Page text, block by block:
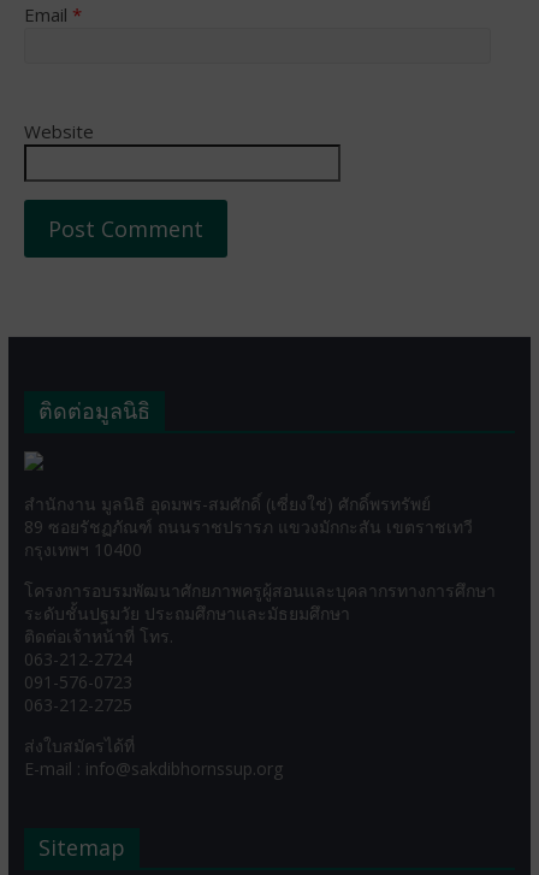
Email *
Website
ติดต่อมูลนิธิ
สำนักงาน มูลนิธิ อุดมพร-สมศักดิ์ (เซี่ยงใช่) ศักดิ์พรทรัพย์
89 ซอยรัชฏภัณฑ์ ถนนราชปรารภ แขวงมักกะสัน เขตราชเทวี
กรุงเทพฯ 10400
โครงการอบรมพัฒนาศักยภาพครูผู้สอนและบุคลากรทางการศึกษา
ระดับชั้นปฐมวัย ประถมศึกษาและมัธยมศึกษา
ติดต่อเจ้าหน้าที่ โทร.
063-212-2724
091-576-0723
063-212-2725
ส่งใบสมัครได้ที่
E-mail : info@sakdibhornssup.org
Sitemap